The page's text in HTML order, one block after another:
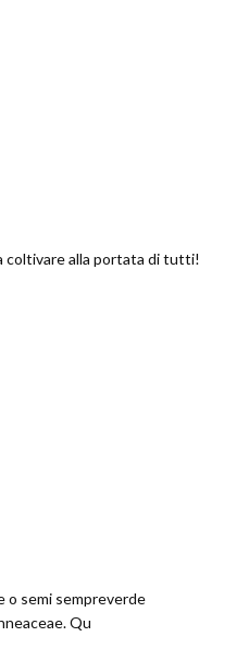
coltivare alla portata di tutti!
o semi sempreverde
Qu